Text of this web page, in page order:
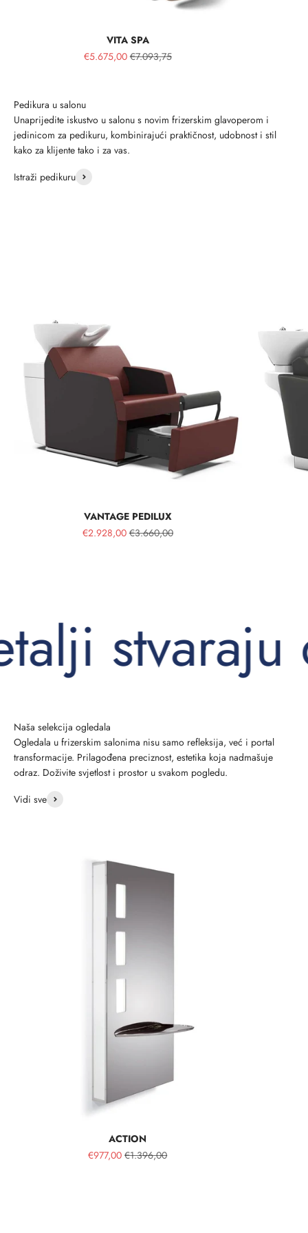
VITA SPA
€5.675,00 €7.093,75
Unaprijedite iskustvo u salonu s novim frizerskim glavoperom i
jedinicom za pedikuru, kombinirajući praktičnost, udobnost i stil
kako za klijente tako i za vas.
Istraži pedikuru
VANTAGE PEDILUX
€2.928,00 €3.660,00
stvaraju
Ogledala u frizerskim salonima nisu samo refleksija, već i portal
transformacije. Prilagođena preciznost, estetika koja nadmašuje
odraz. Doživite svjetlost i prostor u svakom pogledu.
Vidi sve
ACTION
€977,00 €1.396,00